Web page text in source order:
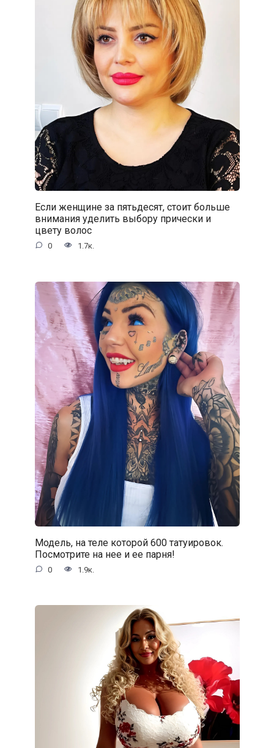
Если женщине за пятьдесят, стоит больше
внимания уделить выбору прически и
цвету волос
0 1.7к.
Модель, на теле которой 600 татуировок.
Посмотрите на нее и ее парня!
0 1.9к.